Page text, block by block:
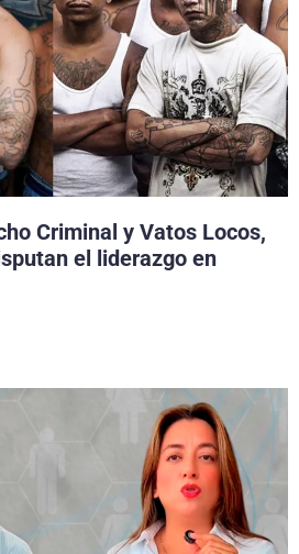
Criminal y Vatos Locos,
el liderazgo en